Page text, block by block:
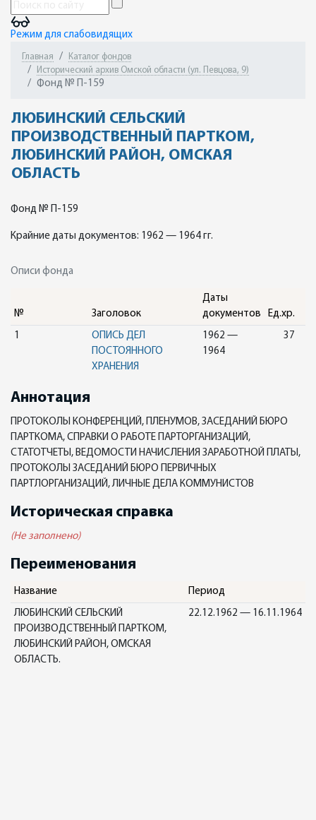
Режим для слабовидящих
Главная
Каталог фондов
Исторический архив Омской области (ул. Певцова, 9)
Фонд № П-159
ЛЮБИНСКИЙ СЕЛЬСКИЙ
ПРОИЗВОДСТВЕННЫЙ ПАРТКОМ,
ЛЮБИНСКИЙ РАЙОН, ОМСКАЯ
ОБЛАСТЬ
Фонд № П-159
Крайние даты документов: 1962 — 1964 гг.
Описи фонда
№ Заголовок
Даты
документов
Ед.хр.
1
ОПИСЬ ДЕЛ
ПОСТОЯННОГО
ХРАНЕНИЯ
1962 —
1964
37
Аннотация
ПРОТОКОЛЫ КОНФЕРЕНЦИЙ, ПЛЕНУМОВ, ЗАСЕДАНИЙ БЮРО
ПАРТКОМА, СПРАВКИ О РАБОТЕ ПАРТОРГАНИЗАЦИЙ,
СТАТОТЧЕТЫ, ВЕДОМОСТИ НАЧИСЛЕНИЯ ЗАРАБОТНОЙ ПЛАТЫ,
ПРОТОКОЛЫ ЗАСЕДАНИЙ БЮРО ПЕРВИЧНЫХ
ПАРТЛОРГАНИЗАЦИЙ, ЛИЧНЫЕ ДЕЛА КОММУНИСТОВ
Историческая справка
(Не заполнено)
Переименования
Название Период
ЛЮБИНСКИЙ СЕЛЬСКИЙ
ПРОИЗВОДСТВЕННЫЙ ПАРТКОМ,
ЛЮБИНСКИЙ РАЙОН, ОМСКАЯ
ОБЛАСТЬ.
22.12.1962 — 16.11.1964